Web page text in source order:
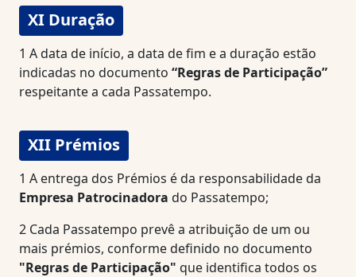
XI Duração
1 A data de início, a data de fim e a duração estão
indicadas no documento “Regras de Participação”
respeitante a cada Passatempo.
XII Prémios
1 A entrega dos Prémios é da responsabilidade da
Empresa Patrocinadora do Passatempo;
2 Cada Passatempo prevê a atribuição de um ou
mais prémios, conforme definido no documento
"Regras de Participação" que identifica todos os